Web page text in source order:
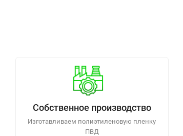
Собственное производство
Изготавливаем полиэтиленовую пленку
ПВД